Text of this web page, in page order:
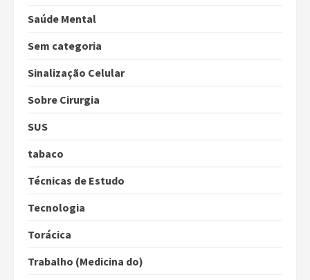
Saúde Mental
Sem categoria
Sinalização Celular
Sobre Cirurgia
SUS
tabaco
Técnicas de Estudo
Tecnologia
Torácica
Trabalho (Medicina do)